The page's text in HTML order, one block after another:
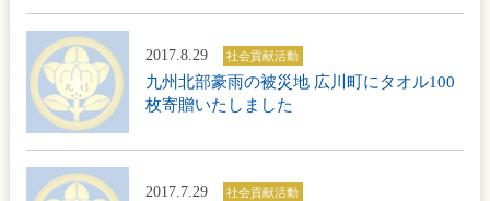
2017.8.29 社会貢献活動
九州北部豪雨の被災地 広川町にタオル100
枚寄贈いたしました
2017.7.29 社会貢献活動